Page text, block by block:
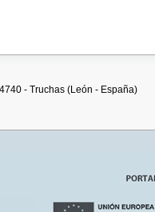
- Truchas (León - España)